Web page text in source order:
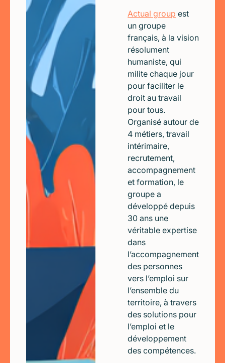
Actual group est
un groupe
français, à la vision
résolument
humaniste, qui
milite chaque jour
pour faciliter le
droit au travail
pour tous.
Organisé autour de
4 métiers, travail
intérimaire,
recrutement,
accompagnement
et formation, le
groupe a
développé depuis
30 ans une
véritable expertise
dans
l’accompagnement
des personnes
vers l’emploi sur
l’ensemble du
territoire, à travers
des solutions pour
l’emploi et le
développement
des compétences.